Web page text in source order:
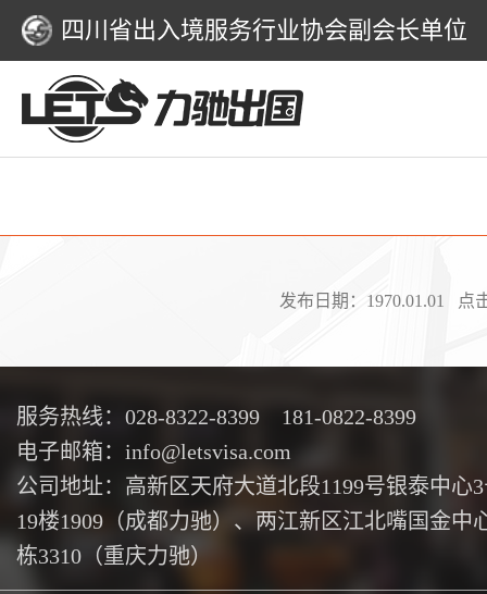
四川省出入境服务行业协会副会长单位
发布日期：1970.01.01 点
服务热线：028-8322-8399 181-0822-8399
电子邮箱：info@letsvisa.com
公司地址：高新区天府大道北段1199号银泰中心
19楼1909（成都力驰）、两江新区江北嘴国金中
栋3310（重庆力驰）